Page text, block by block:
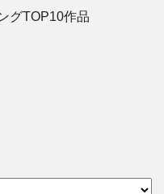
グTOP10作品